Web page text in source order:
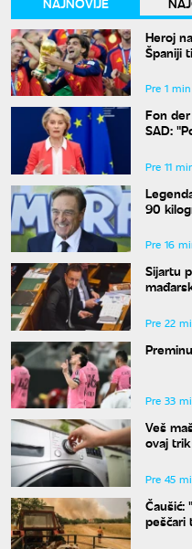
Heroj
Španiji
Pre 1 min
Fon
SAD:
Pre 11
90
Pre 16
Sijartu
Pre 22
Pre 33
Veš
ovaj
Pre 45
Čaušić:
peščari